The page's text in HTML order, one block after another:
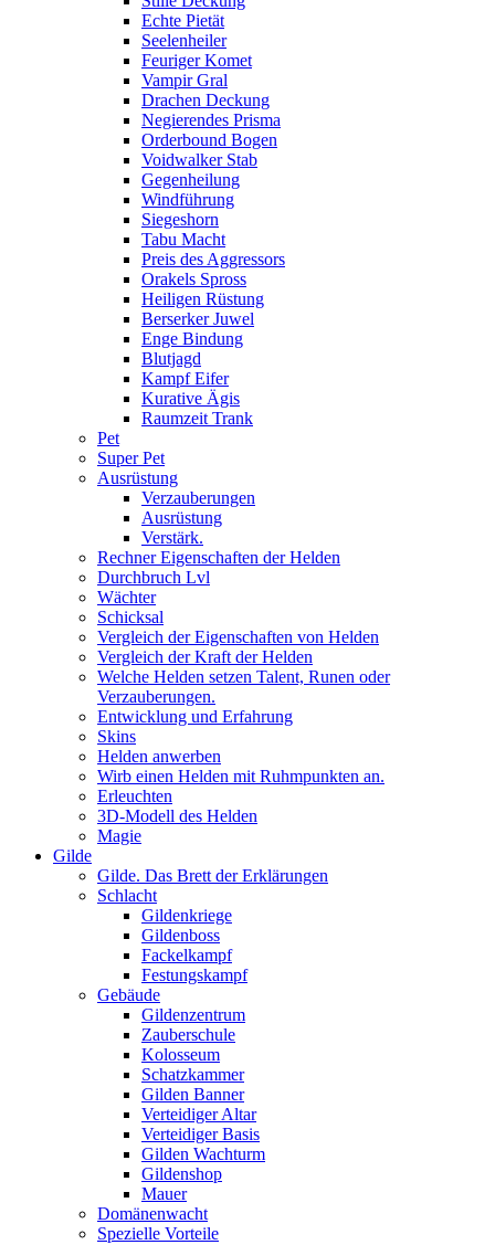
Echte Pietät
Seelenheiler
Feuriger Komet
Vampir Gral
Drachen Deckung
Negierendes Prisma
Orderbound Bogen
Voidwalker Stab
Gegenheilung
Windführung
Siegeshorn
Tabu Macht
Preis des Aggressors
Orakels Spross
Heiligen Rüstung
Berserker Juwel
Enge Bindung
Blutjagd
Kampf Eifer
Kurative Ägis
Raumzeit Trank
Pet
Super Pet
Ausrüstung
Verzauberungen
Ausrüstung
Verstärk.
Rechner Eigenschaften der Helden
Durchbruch Lvl
Wächter
Schicksal
Vergleich der Eigenschaften von Helden
Vergleich der Kraft der Helden
Welche Helden setzen Talent, Runen oder
Verzauberungen.
Entwicklung und Erfahrung
Skins
Helden anwerben
Wirb einen Helden mit Ruhmpunkten an.
Erleuchten
3D-Modell des Helden
Magie
Gilde
Gilde. Das Brett der Erklärungen
Schlacht
Gildenkriege
Gildenboss
Fackelkampf
Festungskampf
Gebäude
Gildenzentrum
Zauberschule
Kolosseum
Schatzkammer
Gilden Banner
Verteidiger Altar
Verteidiger Basis
Gilden Wachturm
Gildenshop
Mauer
Domänenwacht
Spezielle Vorteile